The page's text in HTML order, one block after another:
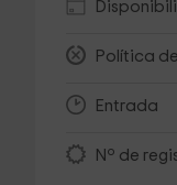
Política
Entrada
Nº de